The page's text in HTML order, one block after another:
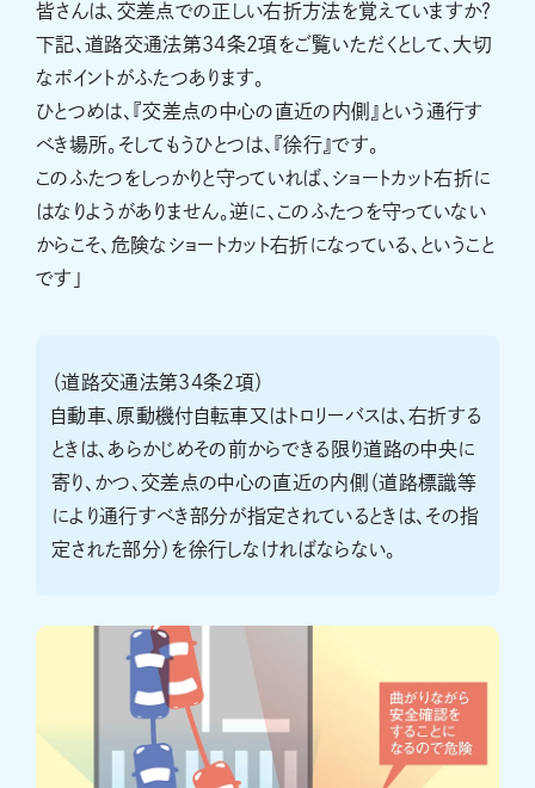
皆さんは、交差点での正しい右折方法を覚えていますか？
下記、道路交通法第34条2項をご覧いただくとして、大切
なポイントがふたつあります。
ひとつめは、『交差点の中心の直近の内側』という通行す
べき場所。そしてもうひとつは、『徐行』です。
このふたつをしっかりと守っていれば、ショートカット右折に
はなりようがありません。逆に、このふたつを守っていない
からこそ、危険なショートカット右折になっている、ということ
です」
（道路交通法第34条2項）
自動車、原動機付自転車又はトロリーバスは、右折する
ときは、あらかじめその前からできる限り道路の中央に
寄り、かつ、交差点の中心の直近の内側（道路標識等
により通行すべき部分が指定されているときは、その指
定された部分）を徐行しなければならない。